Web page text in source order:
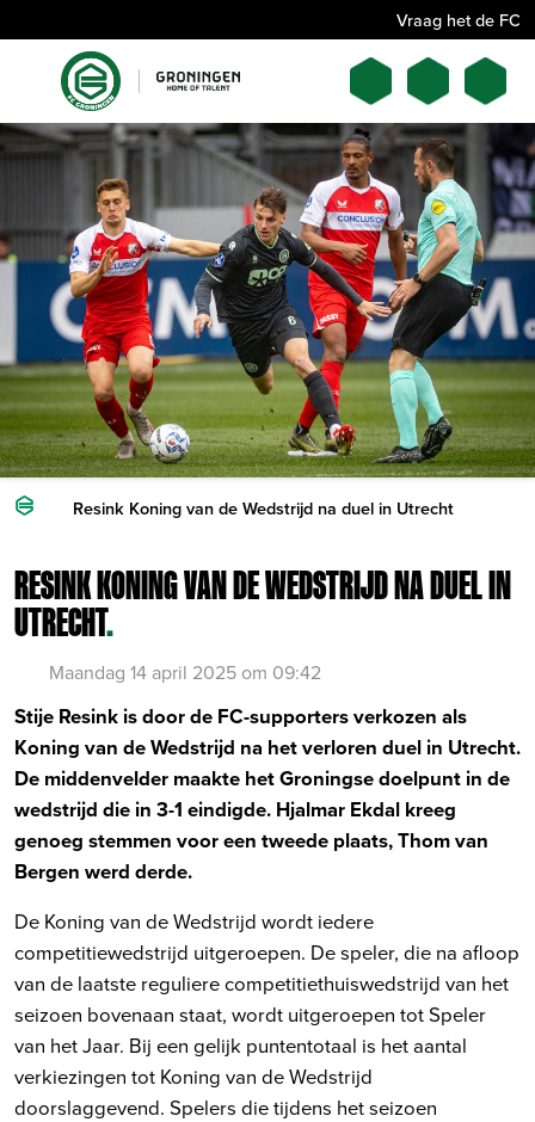
Vraag het de FC
Resink Koning van de Wedstrijd na duel in Utrecht
RESINK KONING VAN DE WEDSTRIJD NA DUEL IN
UTRECHT.
Maandag 14 april 2025 om 09:42
Stije Resink is door de FC-supporters verkozen als
Koning van de Wedstrijd na het verloren duel in Utrecht.
De middenvelder maakte het Groningse doelpunt in de
wedstrijd die in 3-1 eindigde. Hjalmar Ekdal kreeg
genoeg stemmen voor een tweede plaats, Thom van
Bergen werd derde.
De Koning van de Wedstrijd wordt iedere
competitiewedstrijd uitgeroepen. De speler, die na afloop
van de laatste reguliere competitiethuiswedstrijd van het
seizoen bovenaan staat, wordt uitgeroepen tot Speler
van het Jaar. Bij een gelijk puntentotaal is het aantal
verkiezingen tot Koning van de Wedstrijd
doorslaggevend. Spelers die tijdens het seizoen